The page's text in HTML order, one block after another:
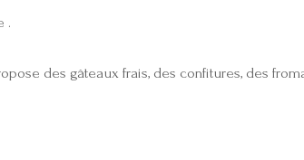
.
des gâteaux frais, des confitures, des